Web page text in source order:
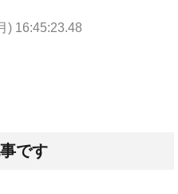
) 16:45:23.48
です